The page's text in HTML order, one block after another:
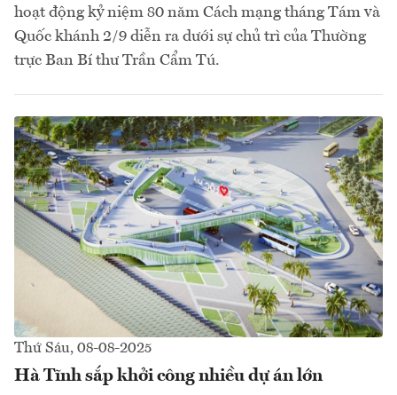
hoạt động kỷ niệm 80 năm Cách mạng tháng Tám và
Quốc khánh 2/9 diễn ra dưới sự chủ trì của Thường
trực Ban Bí thư Trần Cẩm Tú.
Thứ Sáu, 08-08-2025
Hà Tĩnh sắp khởi công nhiều dự án lớn